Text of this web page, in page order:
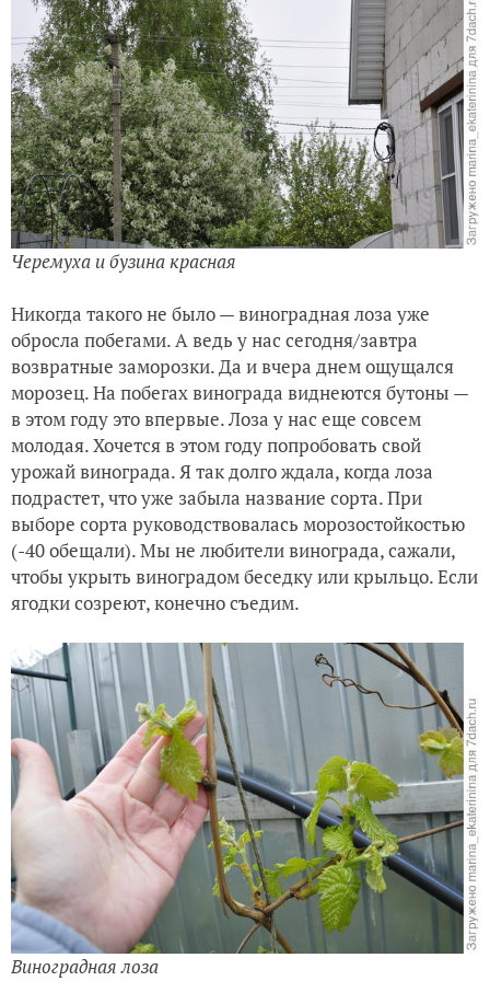
Черемуха и бузина красная
Никогда такого не было — виноградная лоза уже
обросла побегами. А ведь у нас сегодня/завтра
возвратные заморозки. Да и вчера днем ощущался
морозец. На побегах винограда виднеются бутоны —
в этом году это впервые. Лоза у нас еще совсем
молодая. Хочется в этом году попробовать свой
урожай винограда. Я так долго ждала, когда лоза
подрастет, что уже забыла название сорта. При
выборе сорта руководствовалась морозостойкостью
(-40 обещали). Мы не любители винограда, сажали,
чтобы укрыть виноградом беседку или крыльцо. Если
ягодки созреют, конечно съедим.
Виноградная лоза